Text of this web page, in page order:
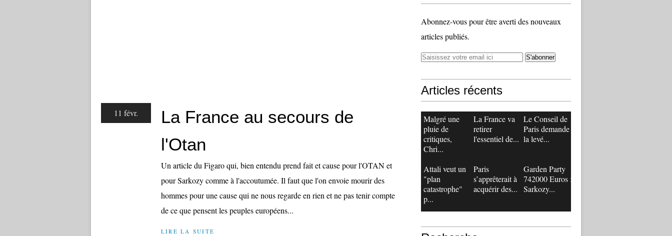
11 févr.
La France au secours de
l'Otan
Un article du Figaro qui, bien entendu prend fait et cause pour l'OTAN et
pour Sarkozy comme à l'accoutumée. Il faut que l'on envoie mourir des
hommes pour une cause qui ne nous regarde en rien et ne pas tenir compte
de ce que pensent les peuples européens...
LIRE LA SUITE
Abonnez-vous pour être averti des nouveaux
articles publiés.
Articles récents
Malgré une
pluie de
critiques,
Chri...
La France va
retirer
l'essentiel de...
Le Conseil de
Paris demande
la levé...
Attali veut un
"plan
catastrophe"
p...
Paris
s’apprêterait à
acquérir des...
Garden Party
742000 Euros :
Sarkozy...